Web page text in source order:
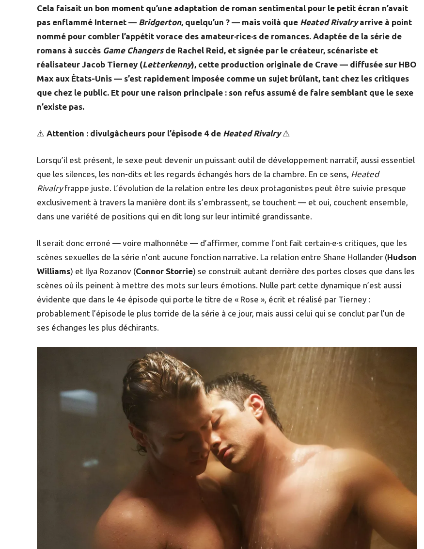
Cela faisait un bon moment qu’une adaptation de roman sentimental pour le petit écran n’avait
pas enflammé Internet — Bridgerton, quelqu’un ? — mais voilà que Heated Rivalryarrive à point
nommé pour combler l’appétit vorace des amateur·rice·s de romances. Adaptée de la série de
romans à succès Game Changersde Rachel Reid, et signée par le créateur, scénariste et
réalisateur Jacob Tierney (Letterkenny), cette production originale de Crave — diffusée sur HBO
Max aux États-Unis — s’est rapidement imposée comme un sujet brûlant, tant chez les critiques
que chez le public. Et pour une raison principale : son refus assumé de faire semblant que le sexe
n’existe pas.
⚠️ Attention : divulgâcheurs pour l’épisode 4 de Heated Rivalry⚠️
Lorsqu’il est présent, le sexe peut devenir un puissant outil de développement narratif, aussi essentiel
que les silences, les non-dits et les regards échangés hors de la chambre. En ce sens, Heated
Rivalryfrappe juste. L’évolution de la relation entre les deux protagonistes peut être suivie presque
exclusivement à travers la manière dont ils s’embrassent, se touchent — et oui, couchent ensemble,
dans une variété de positions qui en dit long sur leur intimité grandissante.
Il serait donc erroné — voire malhonnête — d’affirmer, comme l’ont fait certain·e·s critiques, que les
scènes sexuelles de la série n’ont aucune fonction narrative. La relation entre Shane Hollander (Hudson
Williams) et Ilya Rozanov (Connor Storrie) se construit autant derrière des portes closes que dans les
scènes où ils peinent à mettre des mots sur leurs émotions. Nulle part cette dynamique n’est aussi
évidente que dans le 4e épisode qui porte le titre de « Rose », écrit et réalisé par Tierney :
probablement l’épisode le plus torride de la série à ce jour, mais aussi celui qui se conclut par l’un de
ses échanges les plus déchirants.